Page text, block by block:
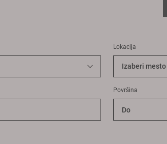
Lokacija
Izaberi mesto
Površina